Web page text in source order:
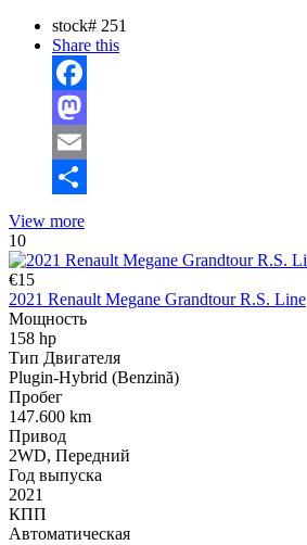
stock# 251
Share this
Facebook
Mastodon
Email
View more
10
€15
2021 Renault Megane Grandtour R.S. Line
Мощность
158 hp
Тип Двигателя
Plugin-Hybrid (Benzină)
Пробег
147.600 km
Привод
2WD, Передний
Год выпуска
2021
КПП
Автоматическая